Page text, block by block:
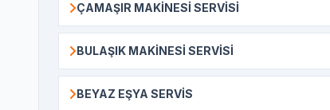
ÇAMAŞIR MAKINESI SERVISI
BULAŞIK MAKINESI SERVISI
BEYAZ EŞYA SERVIS